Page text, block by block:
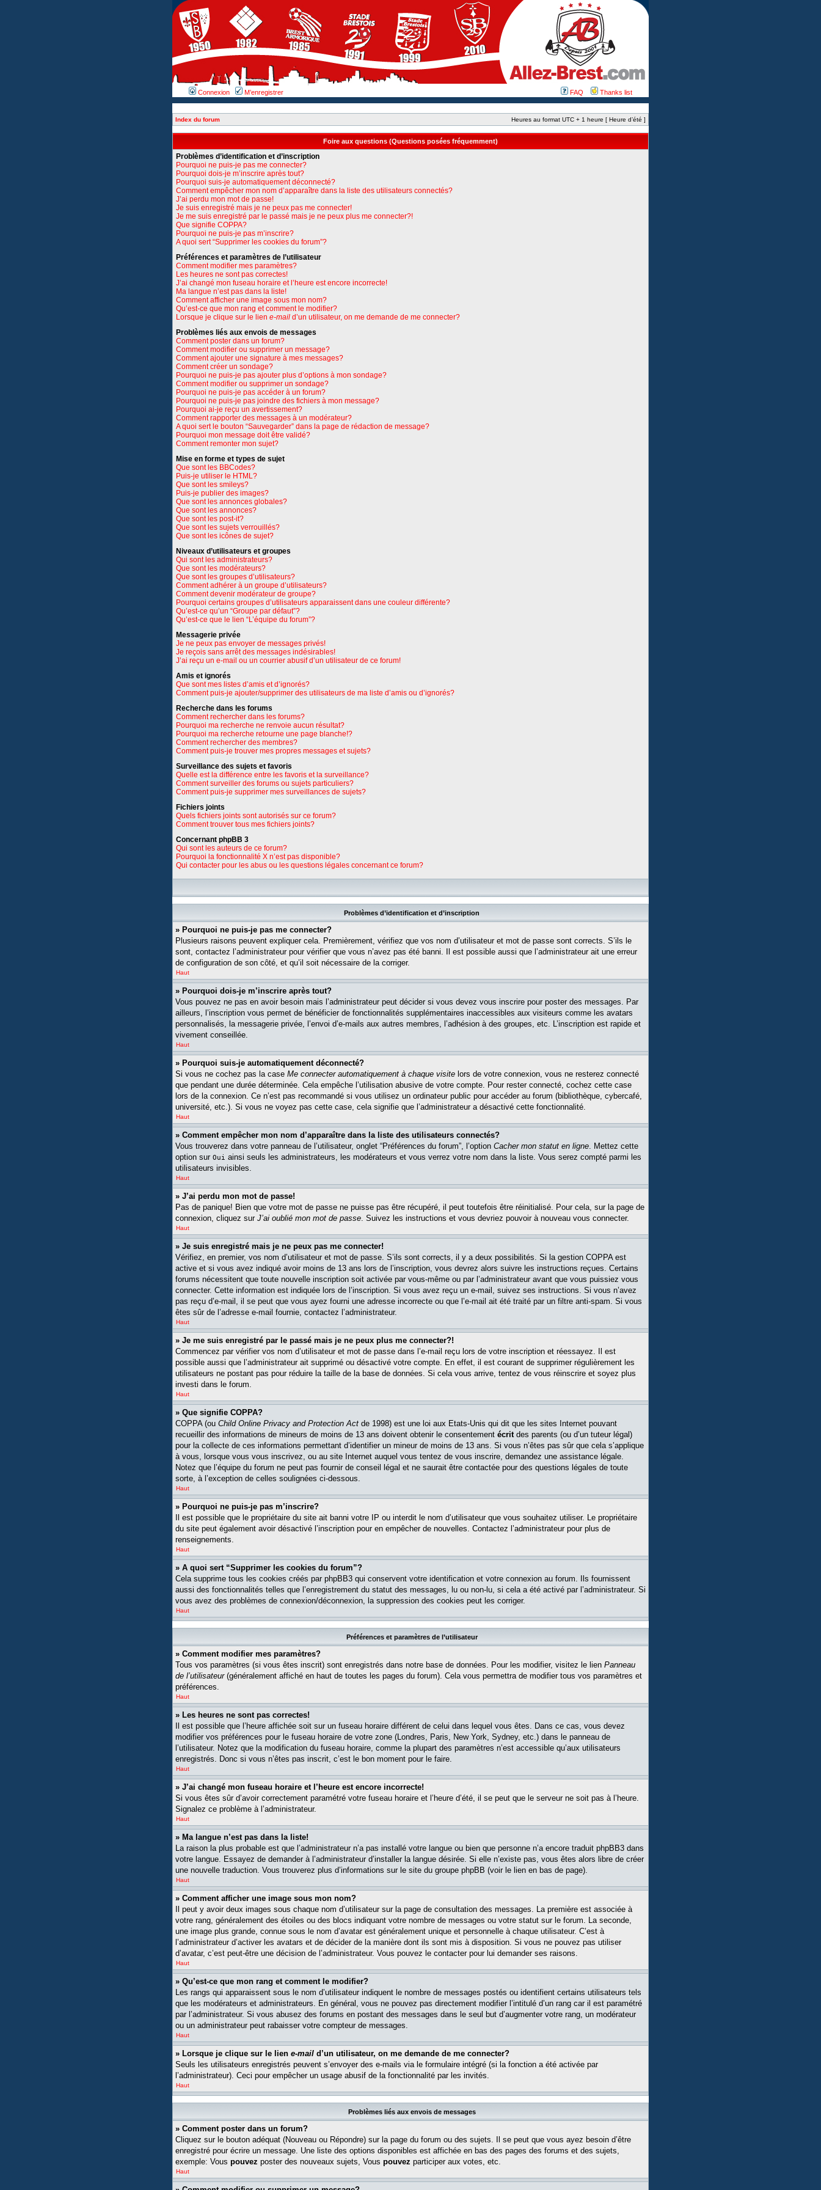
Connexion M’enregistrer FAQ Thanks list
Index du forum Heures au format UTC + 1 heure [ Heure d’été ]
Foire aux questions (Questions posées fréquemment)
Problèmes d’identification et d’inscription
Pourquoi ne puis-je pas me connecter?
Pourquoi dois-je m’inscrire après tout?
Pourquoi suis-je automatiquement déconnecté?
Comment empêcher mon nom d’apparaître dans la liste des utilisateurs connectés?
J’ai perdu mon mot de passe!
Je suis enregistré mais je ne peux pas me connecter!
Je me suis enregistré par le passé mais je ne peux plus me connecter?!
Que signifie COPPA?
Pourquoi ne puis-je pas m’inscrire?
A quoi sert “Supprimer les cookies du forum”?
Préférences et paramètres de l’utilisateur
Comment modifier mes paramètres?
Les heures ne sont pas correctes!
J’ai changé mon fuseau horaire et l’heure est encore incorrecte!
Ma langue n’est pas dans la liste!
Comment afficher une image sous mon nom?
Qu’est-ce que mon rang et comment le modifier?
Lorsque je clique sur le lien e-mail d’un utilisateur, on me demande de me connecter?
Problèmes liés aux envois de messages
Comment poster dans un forum?
Comment modifier ou supprimer un message?
Comment ajouter une signature à mes messages?
Comment créer un sondage?
Pourquoi ne puis-je pas ajouter plus d’options à mon sondage?
Comment modifier ou supprimer un sondage?
Pourquoi ne puis-je pas accéder à un forum?
Pourquoi ne puis-je pas joindre des fichiers à mon message?
Pourquoi ai-je reçu un avertissement?
Comment rapporter des messages à un modérateur?
A quoi sert le bouton “Sauvegarder” dans la page de rédaction de message?
Pourquoi mon message doit être validé?
Comment remonter mon sujet?
Mise en forme et types de sujet
Que sont les BBCodes?
Puis-je utiliser le HTML?
Que sont les smileys?
Puis-je publier des images?
Que sont les annonces globales?
Que sont les annonces?
Que sont les post-it?
Que sont les sujets verrouillés?
Que sont les icônes de sujet?
Niveaux d’utilisateurs et groupes
Qui sont les administrateurs?
Que sont les modérateurs?
Que sont les groupes d’utilisateurs?
Comment adhérer à un groupe d’utilisateurs?
Comment devenir modérateur de groupe?
Pourquoi certains groupes d’utilisateurs apparaissent dans une couleur différente?
Qu’est-ce qu’un “Groupe par défaut”?
Qu’est-ce que le lien “L’équipe du forum”?
Messagerie privée
Je ne peux pas envoyer de messages privés!
Je reçois sans arrêt des messages indésirables!
J’ai reçu un e-mail ou un courrier abusif d’un utilisateur de ce forum!
Amis et ignorés
Que sont mes listes d’amis et d’ignorés?
Comment puis-je ajouter/supprimer des utilisateurs de ma liste d’amis ou d’ignorés?
Recherche dans les forums
Comment rechercher dans les forums?
Pourquoi ma recherche ne renvoie aucun résultat?
Pourquoi ma recherche retourne une page blanche!?
Comment rechercher des membres?
Comment puis-je trouver mes propres messages et sujets?
Surveillance des sujets et favoris
Quelle est la différence entre les favoris et la surveillance?
Comment surveiller des forums ou sujets particuliers?
Comment puis-je supprimer mes surveillances de sujets?
Fichiers joints
Quels fichiers joints sont autorisés sur ce forum?
Comment trouver tous mes fichiers joints?
Concernant phpBB 3
Qui sont les auteurs de ce forum?
Pourquoi la fonctionnalité X n’est pas disponible?
Qui contacter pour les abus ou les questions légales concernant ce forum?
Problèmes d’identification et d’inscription
» Pourquoi ne puis-je pas me connecter?
Plusieurs raisons peuvent expliquer cela. Premièrement, vérifiez que vos nom d’utilisateur et mot de passe sont corrects. S’ils le
sont, contactez l’administrateur pour vérifier que vous n’avez pas été banni. Il est possible aussi que l’administrateur ait une erreur
de configuration de son côté, et qu’il soit nécessaire de la corriger.
Haut
» Pourquoi dois-je m’inscrire après tout?
Vous pouvez ne pas en avoir besoin mais l’administrateur peut décider si vous devez vous inscrire pour poster des messages. Par
ailleurs, l’inscription vous permet de bénéficier de fonctionnalités supplémentaires inaccessibles aux visiteurs comme les avatars
personnalisés, la messagerie privée, l’envoi d’e-mails aux autres membres, l’adhésion à des groupes, etc. L’inscription est rapide et
vivement conseillée.
Haut
» Pourquoi suis-je automatiquement déconnecté?
Si vous ne cochez pas la case Me connecter automatiquement à chaque visite lors de votre connexion, vous ne resterez connecté
que pendant une durée déterminée. Cela empêche l’utilisation abusive de votre compte. Pour rester connecté, cochez cette case
lors de la connexion. Ce n’est pas recommandé si vous utilisez un ordinateur public pour accéder au forum (bibliothèque, cybercafé,
université, etc.). Si vous ne voyez pas cette case, cela signifie que l’administrateur a désactivé cette fonctionnalité.
Haut
» Comment empêcher mon nom d’apparaître dans la liste des utilisateurs connectés?
Vous trouverez dans votre panneau de l’utilisateur, onglet “Préférences du forum”, l’option Cacher mon statut en ligne. Mettez cette
option sur Oui ainsi seuls les administrateurs, les modérateurs et vous verrez votre nom dans la liste. Vous serez compté parmi les
utilisateurs invisibles.
Haut
» J’ai perdu mon mot de passe!
Pas de panique! Bien que votre mot de passe ne puisse pas être récupéré, il peut toutefois être réinitialisé. Pour cela, sur la page de
connexion, cliquez sur J’ai oublié mon mot de passe. Suivez les instructions et vous devriez pouvoir à nouveau vous connecter.
Haut
» Je suis enregistré mais je ne peux pas me connecter!
Vérifiez, en premier, vos nom d’utilisateur et mot de passe. S’ils sont corrects, il y a deux possibilités. Si la gestion COPPA est
active et si vous avez indiqué avoir moins de 13 ans lors de l’inscription, vous devrez alors suivre les instructions reçues. Certains
forums nécessitent que toute nouvelle inscription soit activée par vous-même ou par l’administrateur avant que vous puissiez vous
connecter. Cette information est indiquée lors de l’inscription. Si vous avez reçu un e-mail, suivez ses instructions. Si vous n’avez
pas reçu d’e-mail, il se peut que vous ayez fourni une adresse incorrecte ou que l’e-mail ait été traité par un filtre anti-spam. Si vous
êtes sûr de l’adresse e-mail fournie, contactez l’administrateur.
Haut
» Je me suis enregistré par le passé mais je ne peux plus me connecter?!
Commencez par vérifier vos nom d’utilisateur et mot de passe dans l’e-mail reçu lors de votre inscription et réessayez. Il est
possible aussi que l’administrateur ait supprimé ou désactivé votre compte. En effet, il est courant de supprimer régulièrement les
utilisateurs ne postant pas pour réduire la taille de la base de données. Si cela vous arrive, tentez de vous réinscrire et soyez plus
investi dans le forum.
Haut
» Que signifie COPPA?
COPPA (ou Child Online Privacy and Protection Act de 1998) est une loi aux Etats-Unis qui dit que les sites Internet pouvant
recueillir des informations de mineurs de moins de 13 ans doivent obtenir le consentement écritdes parents (ou d’un tuteur légal)
pour la collecte de ces informations permettant d’identifier un mineur de moins de 13 ans. Si vous n’êtes pas sûr que cela s’applique
à vous, lorsque vous vous inscrivez, ou au site Internet auquel vous tentez de vous inscrire, demandez une assistance légale.
Notez que l’équipe du forum ne peut pas fournir de conseil légal et ne saurait être contactée pour des questions légales de toute
sorte, à l’exception de celles soulignées ci-dessous.
Haut
» Pourquoi ne puis-je pas m’inscrire?
Il est possible que le propriétaire du site ait banni votre IP ou interdit le nom d’utilisateur que vous souhaitez utiliser. Le propriétaire
du site peut également avoir désactivé l’inscription pour en empêcher de nouvelles. Contactez l’administrateur pour plus de
renseignements.
Haut
» A quoi sert “Supprimer les cookies du forum”?
Cela supprime tous les cookies créés par phpBB3 qui conservent votre identification et votre connexion au forum. Ils fournissent
aussi des fonctionnalités telles que l’enregistrement du statut des messages, lu ou non-lu, si cela a été activé par l’administrateur. Si
vous avez des problèmes de connexion/déconnexion, la suppression des cookies peut les corriger.
Haut
Préférences et paramètres de l’utilisateur
» Comment modifier mes paramètres?
Tous vos paramètres (si vous êtes inscrit) sont enregistrés dans notre base de données. Pour les modifier, visitez le lien Panneau
de l’utilisateur(généralement affiché en haut de toutes les pages du forum). Cela vous permettra de modifier tous vos paramètres et
préférences.
Haut
» Les heures ne sont pas correctes!
Il est possible que l’heure affichée soit sur un fuseau horaire différent de celui dans lequel vous êtes. Dans ce cas, vous devez
modifier vos préférences pour le fuseau horaire de votre zone (Londres, Paris, New York, Sydney, etc.) dans le panneau de
l’utilisateur. Notez que la modification du fuseau horaire, comme la plupart des paramètres n’est accessible qu’aux utilisateurs
enregistrés. Donc si vous n’êtes pas inscrit, c’est le bon moment pour le faire.
Haut
» J’ai changé mon fuseau horaire et l’heure est encore incorrecte!
Si vous êtes sûr d’avoir correctement paramétré votre fuseau horaire et l’heure d’été, il se peut que le serveur ne soit pas à l’heure.
Signalez ce problème à l’administrateur.
Haut
» Ma langue n’est pas dans la liste!
La raison la plus probable est que l’administrateur n’a pas installé votre langue ou bien que personne n’a encore traduit phpBB3 dans
votre langue. Essayez de demander à l’administrateur d’installer la langue désirée. Si elle n’existe pas, vous êtes alors libre de créer
une nouvelle traduction. Vous trouverez plus d’informations sur le site du groupe phpBB (voir le lien en bas de page).
Haut
» Comment afficher une image sous mon nom?
Il peut y avoir deux images sous chaque nom d’utilisateur sur la page de consultation des messages. La première est associée à
votre rang, généralement des étoiles ou des blocs indiquant votre nombre de messages ou votre statut sur le forum. La seconde,
une image plus grande, connue sous le nom d’avatar est généralement unique et personnelle à chaque utilisateur. C’est à
l’administrateur d’activer les avatars et de décider de la manière dont ils sont mis à disposition. Si vous ne pouvez pas utiliser
d’avatar, c’est peut-être une décision de l’administrateur. Vous pouvez le contacter pour lui demander ses raisons.
Haut
» Qu’est-ce que mon rang et comment le modifier?
Les rangs qui apparaissent sous le nom d’utilisateur indiquent le nombre de messages postés ou identifient certains utilisateurs tels
que les modérateurs et administrateurs. En général, vous ne pouvez pas directement modifier l’intitulé d’un rang car il est paramétré
par l’administrateur. Si vous abusez des forums en postant des messages dans le seul but d’augmenter votre rang, un modérateur
ou un administrateur peut rabaisser votre compteur de messages.
Haut
» Lorsque je clique sur le lien e-mail d’un utilisateur, on me demande de me connecter?
Seuls les utilisateurs enregistrés peuvent s’envoyer des e-mails via le formulaire intégré (si la fonction a été activée par
l’administrateur). Ceci pour empêcher un usage abusif de la fonctionnalité par les invités.
Haut
Problèmes liés aux envois de messages
» Comment poster dans un forum?
Cliquez sur le bouton adéquat (Nouveau ou Répondre) sur la page du forum ou des sujets. Il se peut que vous ayez besoin d’être
enregistré pour écrire un message. Une liste des options disponibles est affichée en bas des pages des forums et des sujets,
exemple: Vous pouvez poster des nouveaux sujets, Vous pouvez participer aux votes, etc.
Haut